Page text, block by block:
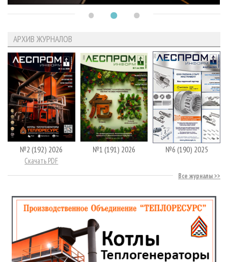
АРХИВ ЖУРНАЛОВ
№2 (192) 2026
Скачать PDF
№1 (191) 2026 №6 (190) 2025
Все журналы